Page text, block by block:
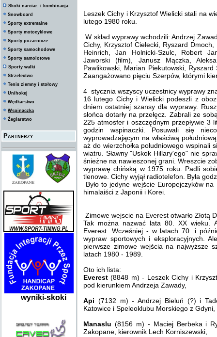
Skoki narciar. i kombinacja
Snowboard
Sporty extremalne
Sporty motocyklowe
Sporty pożarnicze
Sporty samochodowe
Sporty samolotowe
Sporty walki
Strzelectwo
Tenis ziemny i stołowy
Unihokej
Wędkarstwo
Wspinaczka
Żeglarstwo
Partnerzy
wyniki-skoki
Leszek Cichy i Krzysztof Wielicki stali na
lutego 1980 roku.
W skład wyprawy wchodzili: Andrzej
Cichy, Krzysztof Cielecki, Ryszard
Heinrich, Jan Holnicki-Szulc, Robert
Jaworski (film), Janusz Mączka,
Pawlikowski, Marian Piekutowski,
Zaangażowano pięciu Szerpów, którymi
4 stycznia wszyscy uczestnicy wyprawy
16 lutego Cichy i Wielicki podeszli z
dniem ostatniej szansy dla wyprawy.
słońca dotarły na przełęcz. Zabrali ze
225 atmosfer i oszczędnym przepływie 3
godzin wspinaczki. Posuwali się
wyprowadzającym na właściwą
aż do wierzchołka południowego wspinali
wiatru. Sławny "Uskok Hillary'ego" nie
śnieżne na nawieszonej grani. Wreszcie
wyprawę chińską w 1975 roku. Padli
tlenowe. Cichy wyjął radiotelefon. Była
Było to jedyne wejście Europejczyków
himalaiści z Japonii i Korei.
Zimowe wejscie na Everest otwarło Złotą
Tak można nazwać lata 80. XX wieku.
Everest. Wcześniej - w latach 70. i
wypraw sportowych i eksploracyjnych.
pierwsze zimowe wejścia na najwyższe
latach 1980 - 1989.
Oto ich lista:
Everest (8848 m) - Leszek Cichy i
pod kierunkiem Andrzeja Zawady,
Api (7132 m) - Andrzej Bieluń (?) i
Katowice i Speleoklubu Morskiego z
Manaslu (8156 m) - Maciej Berbeka i
Zakopane, kierownik Lech Korniszewski,